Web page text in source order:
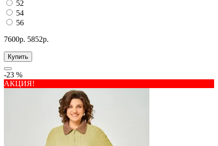
52
54
56
7600р. 5852р.
Купить
-23 %
АКЦИЯ!